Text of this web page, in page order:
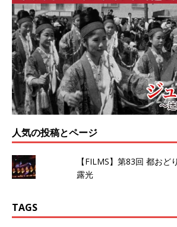
人気の投稿とページ
【FILMS】第83回 都おど
露光
TAGS